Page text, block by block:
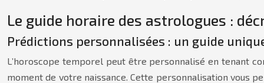
Le guide horaire des astrologues :
Prédictions personnalisées : un guide
L’horoscope temporel peut être personnalisé en tenant
moment de votre naissance. Cette personnalisation vous